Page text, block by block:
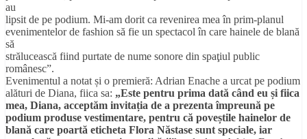
au
lipsit de pe podium. Mi-am dorit ca revenirea mea în prim-planul
evenimentelor de fashion să fie un spectacol în care hainele de blană
să
strălucească fiind purtate de nume sonore din spaţiul public
românesc”.
Evenimentul a notat și o premieră: Adrian Enache a urcat pe podium
alături de Diana, fiica sa: „Este pentru prima dată când eu și fiica
mea, Diana, acceptăm invitația de a prezenta împreună pe
podium produse vestimentare, pentru că poveștile hainelor de
blană care poartă eticheta Flora Năstase sunt speciale, iar